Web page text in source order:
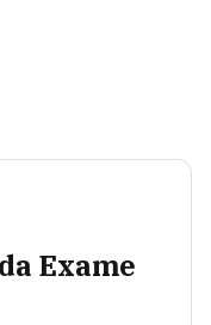
Exame